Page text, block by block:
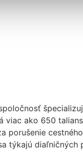
viac ako 650
porušenie
týkajú